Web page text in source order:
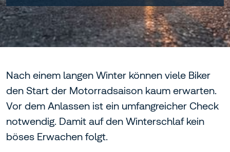
Nach einem langen Winter können viele Biker
den Start der Motorradsaison kaum erwarten.
Vor dem Anlassen ist ein umfangreicher Check
notwendig. Damit auf den Winterschlaf kein
böses Erwachen folgt.